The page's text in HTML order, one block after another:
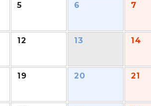
5 6 7
12 13 14
19 20 21